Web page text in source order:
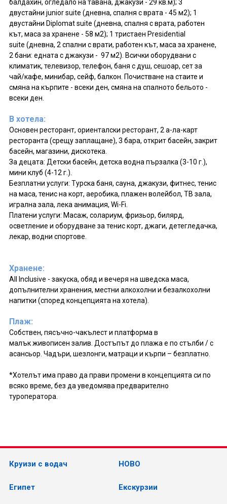
балдахин, огледало на тавана, джакузи - 29 кв.м); 3
двустайни junior suite (дневна, спалня с врата - 45 м2); 1
двустайни Diplomat suite (дневна, спалня с врата, работен
кът, маса за хранене - 58 м2); 1 тристаен Presidential
suite (дневна, 2 спални с врати, работен кът, маса за хранене,
2 бани: едната с джакузи - 97 м2). Всички оборудвани с
климатик, телевизор, телефон, баня с душ, сешоар, сет за
чай/кафе, минибар, сейф, балкон. Почистване на стаите и
смяна на кърпите - всеки ден, смяна на спалното бельото -
всеки ден.
В хотела:
Основен ресторант, ориенталски ресторант, 2 а-ла-карт
ресторанта (срещу заплащане), 3 бара, открит басейн, закрит
басейн, магазини, дискотека.
За децата: Детски басейн, детскa воднa пързалкa (3-10 г.),
мини клуб (4-12 г.).
Безплатни услуги: Турска баня, сауна, джакузи, фитнес, тенис
на маса, тенис на корт, аеробика, плажен волейбол, ТВ зала,
игрална зала, лека анимация, Wi-Fi.
Платени услуги: Масаж, солариум, фризьор, билярд,
осветление и оборудване за тенис корт, джаги, детегледачка,
лекар, водни спортове.
Хранене:
All Inclusive - закуска, обяд и вечеря на шведска маса,
допълнителни хранения, местни алкохолни и безалкохолни
напитки (според концепцията на хотела).
Плаж:
Собствен, пясъчно-чакълест и платформа в
малък живописен залив. Достъпът до плажа е по стълби / с
асансьор. Чадъри, шезлонги, матраци и кърпи – безплатно.
*Хотелът има право да прави промени в концепцията си по
всяко време, без да уведомява предварително
туроператора.
Круизи с водач НОВО
Египет Екскурзии